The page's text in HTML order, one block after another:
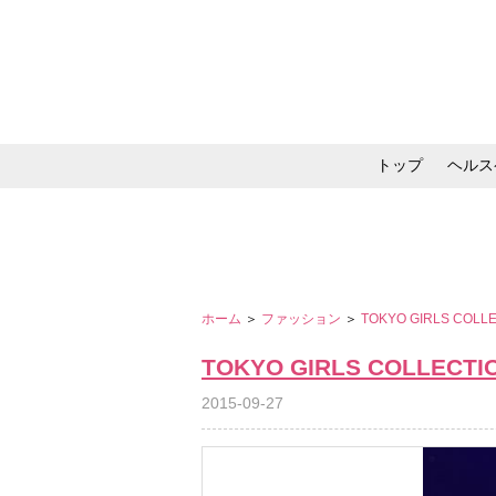
トップ ヘル
ホーム ＞ ファッション ＞ TOKYO GIRLS
TOKYO GIRLS
2015-09-27